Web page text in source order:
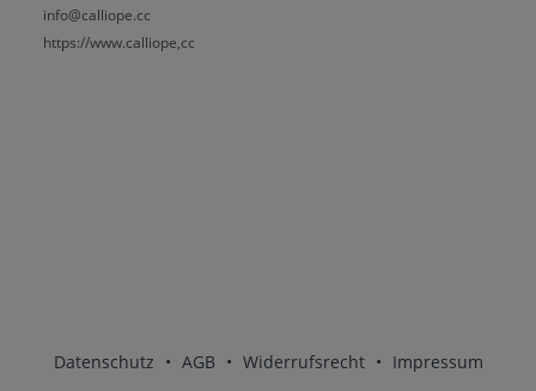
info@calliope.cc
https://www.calliope,cc
Datenschutz • AGB • Widerrufsrecht • Impressum